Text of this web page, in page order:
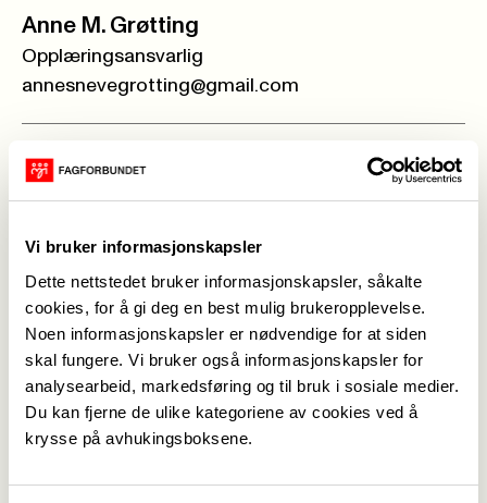
Vi bruker informasjonskapsler
Dette nettstedet bruker informasjonskapsler, såkalte
cookies, for å gi deg en best mulig brukeropplevelse.
Noen informasjonskapsler er nødvendige for at siden
skal fungere. Vi bruker også informasjonskapsler for
analysearbeid, markedsføring og til bruk i sosiale medier.
Du kan fjerne de ulike kategoriene av cookies ved å
krysse på avhukingsboksene.
Anne M. Grøtting
Opplæringsansvarlig
annesnevegrotting@gmail.com
Bjørg Løvseth
Elin Nordmeland
HTV Osen Leder yrkesseksjon helse/sosial
nordmelandelin@hotmail.com
Nina Knutsen